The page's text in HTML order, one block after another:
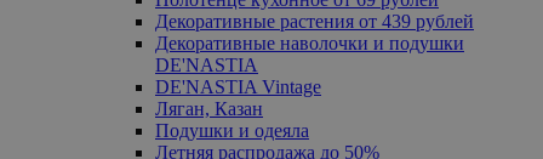
Декоративные растения от 439 рублей
Декоративные наволочки и подушки
DE'NASTIA
DE'NASTIA Vintage
Ляган, Казан
Подушки и одеяла
Летняя распродажа до 50%